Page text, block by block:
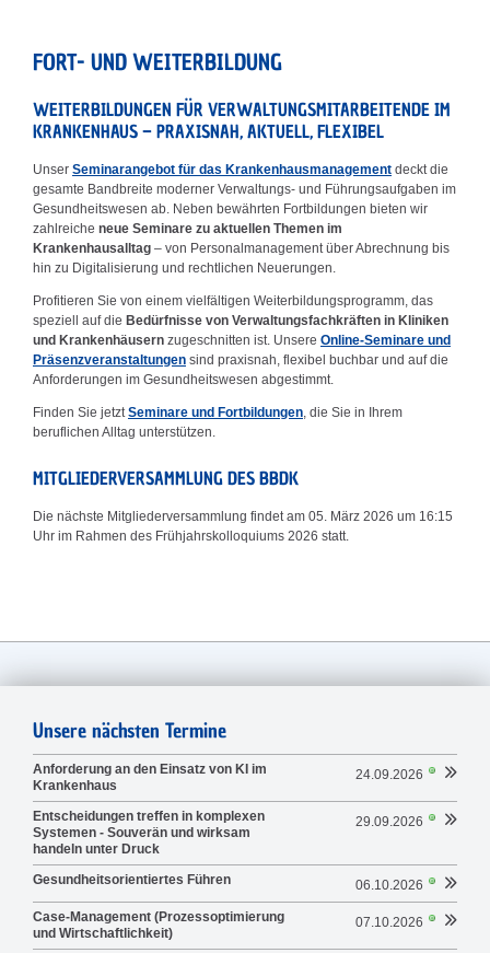
FORT- UND WEITERBILDUNG
WEITERBILDUNGEN FÜR VERWALTUNGSMITARBEITENDE IM
KRANKENHAUS – PRAXISNAH, AKTUELL, FLEXIBEL
Unser Seminarangebot für das Krankenhausmanagement deckt die
gesamte Bandbreite moderner Verwaltungs- und Führungsaufgaben im
Gesundheitswesen ab. Neben bewährten Fortbildungen bieten wir
zahlreiche neue Seminare zu aktuellen Themen im
Krankenhausalltag – von Personalmanagement über Abrechnung bis
hin zu Digitalisierung und rechtlichen Neuerungen.
Profitieren Sie von einem vielfältigen Weiterbildungsprogramm, das
speziell auf die Bedürfnisse von Verwaltungsfachkräften in Kliniken
und Krankenhäusern zugeschnitten ist. Unsere Online-Seminare und
Präsenzveranstaltungen sind praxisnah, flexibel buchbar und auf die
Anforderungen im Gesundheitswesen abgestimmt.
Finden Sie jetztSeminare und Fortbildungen, die Sie in Ihrem
beruflichen Alltag unterstützen.
MITGLIEDERVERSAMMLUNG DES BBDK
Die nächste Mitgliederversammlung findet am 05. März 2026 um 16:15
Uhr im Rahmen des Frühjahrskolloquiums 2026 statt.
Unsere nächsten Termine
Anforderung an den Einsatz von KI im
Krankenhaus
24.09.2026
Entscheidungen treffen in komplexen
Systemen - Souverän und wirksam
handeln unter Druck
29.09.2026
Gesundheitsorientiertes Führen 06.10.2026
Case-Management (Prozessoptimierung
und Wirtschaftlichkeit)
07.10.2026